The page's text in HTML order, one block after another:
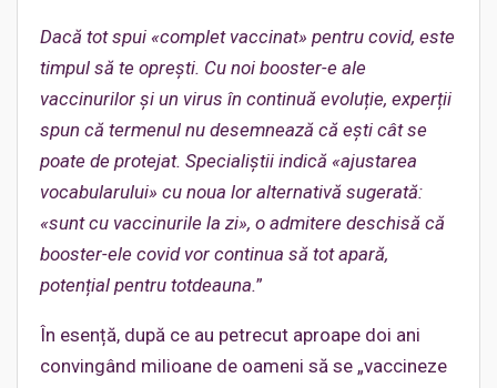
Dacă tot spui «complet vaccinat» pentru covid, este
timpul să te oprești. Cu noi booster-e ale
vaccinurilor și un virus în continuă evoluție, experții
spun că termenul nu desemnează că ești cât se
poate de protejat. Specialiștii indică «ajustarea
vocabularului» cu noua lor alternativă sugerată:
«sunt cu vaccinurile la zi», o admitere deschisă că
booster-ele covid vor continua să tot apară,
potențial pentru totdeauna.”
În esență, după ce au petrecut aproape doi ani
convingând milioane de oameni să se „vaccineze